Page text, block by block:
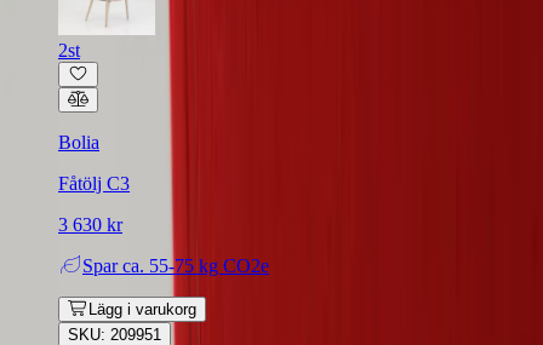
2st
Bolia
Fåtölj C3
3 630 kr
Spar ca. 55-75 kg CO2e
Lägg i varukorg
SKU: 209951